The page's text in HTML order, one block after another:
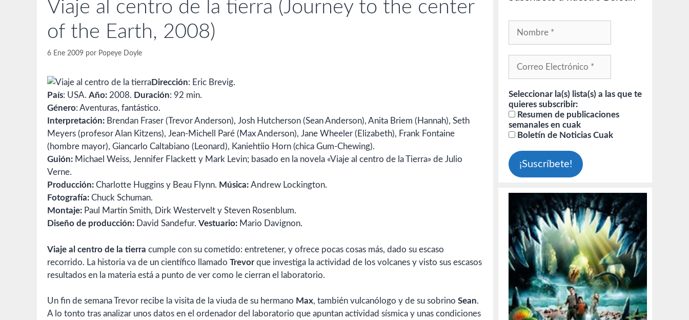
Viaje al centro de la tierra (Journey to the center
of the Earth, 2008)
6 Ene 2009 por Popeye Doyle
Dirección: Eric Brevig.
País: USA. Año: 2008. Duración: 92 min.
Género: Aventuras, fantástico.
Interpretación: Brendan Fraser (Trevor Anderson), Josh Hutcherson (Sean Anderson), Anita Briem (Hannah), Seth
Meyers (profesor Alan Kitzens), Jean-Michell Paré (Max Anderson), Jane Wheeler (Elizabeth), Frank Fontaine
(hombre mayor), Giancarlo Caltabiano (Leonard), Kaniehtiio Horn (chica Gum-Chewing).
Guión: Michael Weiss, Jennifer Flackett y Mark Levin; basado en la novela «Viaje al centro de la Tierra» de Julio
Verne.
Producción: Charlotte Huggins y Beau Flynn. Música: Andrew Lockington.
Fotografía: Chuck Schuman.
Montaje: Paul Martin Smith, Dirk Westervelt y Steven Rosenblum.
Diseño de producción: David Sandefur. Vestuario: Mario Davignon.
Viaje al centro de la tierra cumple con su cometido: entretener, y ofrece pocas cosas más, dado su escaso
recorrido. La historia va de un científico llamado Trevorque investiga la actividad de los volcanes y visto sus escasos
resultados en la materia está a punto de ver como le cierran el laboratorio.
Un fin de semana Trevor recibe la visita de la viuda de su hermano Max, también vulcanólogo y de su sobrino Sean.
A lo tonto tras analizar unos datos en el ordenador del laboratorio que apuntan actividad sísmica y unas condiciones
Seleccionar la(s) lista(s) a las que te
quieres subscribir:
Resumen de publicaciones
semanales en cuak
Boletín de Noticias Cuak